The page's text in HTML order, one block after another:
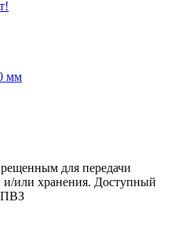
мм
для передачи
и/или хранения. Доступный
ПВЗ